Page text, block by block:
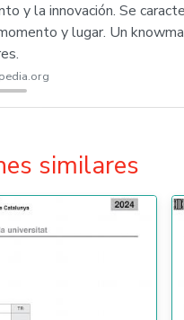
y la innovación. Se
y lugar. Un
similares